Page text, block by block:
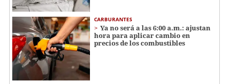
CARBURANTES
Ya no será a las 6:00 a.m.: ajustan
hora para aplicar cambio en
precios de los combustibles